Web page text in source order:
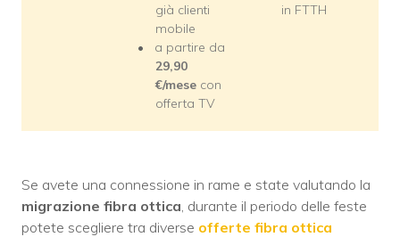
già clienti
mobile
a partire da
29,90
€/mese con
offerta TV
in FTTH
Se avete una connessione in rame e state valutando la
migrazione fibra ottica , durante il periodo delle feste
potete scegliere tra diverse offerte fibra ottica